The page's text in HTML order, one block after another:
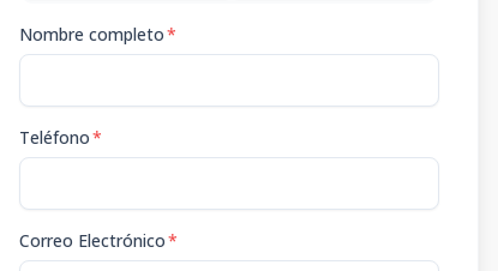
Nombre completo*
Teléfono*
Correo Electrónico*